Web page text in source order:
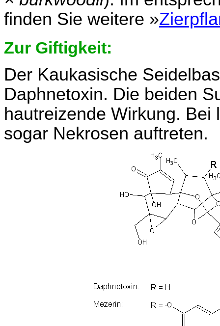
finden Sie weitere »
Zur Giftigkeit:
Der Kaukasische
Daphnetoxin. Die beiden
hautreizende Wirkung.
sogar Nekrosen auftreten.